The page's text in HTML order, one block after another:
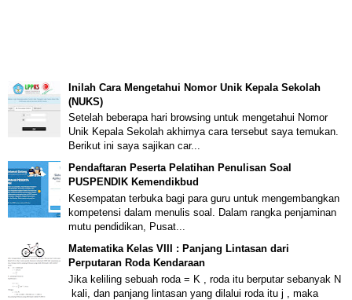
Inilah Cara Mengetahui Nomor Unik Kepala Sekolah
(NUKS)
Setelah beberapa hari browsing untuk mengetahui Nomor
Unik Kepala Sekolah akhirnya cara tersebut saya temukan.
Berikut ini saya sajikan car...
Pendaftaran Peserta Pelatihan Penulisan Soal
PUSPENDIK Kemendikbud
Kesempatan terbuka bagi para guru untuk mengembangkan
kompetensi dalam menulis soal. Dalam rangka penjaminan
mutu pendidikan, Pusat...
Matematika Kelas VIII : Panjang Lintasan dari
Perputaran Roda Kendaraan
Jika keliling sebuah roda = K , roda itu berputar sebanyak N
kali, dan panjang lintasan yang dilalui roda itu j , maka